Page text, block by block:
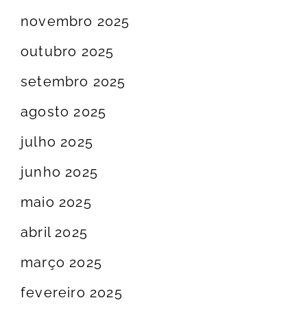
novembro 2025
outubro 2025
setembro 2025
agosto 2025
julho 2025
junho 2025
maio 2025
abril 2025
março 2025
fevereiro 2025